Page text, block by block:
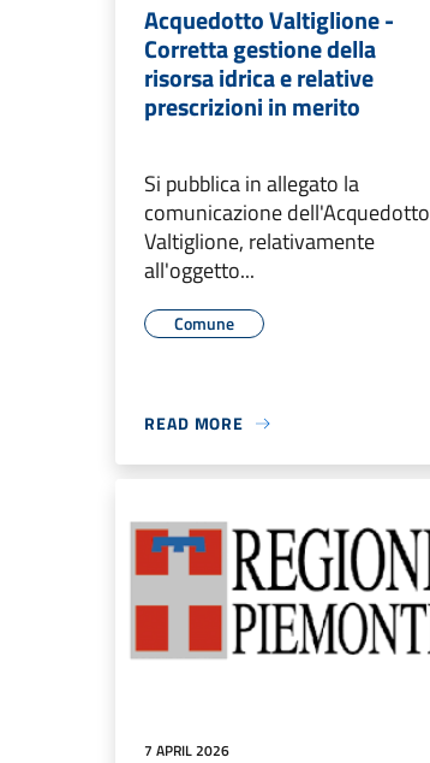
Acquedotto Valtiglione -
Corretta gestione della
risorsa idrica e relative
prescrizioni in merito
Si pubblica in allegato la
comunicazione dell'Acquedotto
Valtiglione, relativamente
all'oggetto...
Comune
READ MORE
7 APRIL 2026